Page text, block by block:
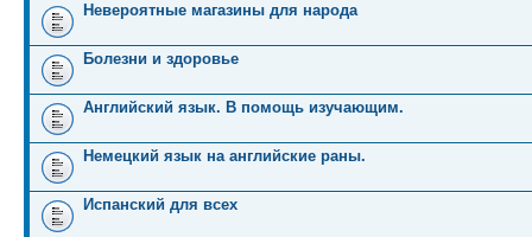
Невероятные магазины для народа
Болезни и здоровье
Английский язык. В помощь изучающим.
Немецкий язык на английские раны.
Испанский для всех